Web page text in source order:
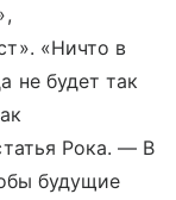
«Ничто в
не будет так
Рока. — В
будущие